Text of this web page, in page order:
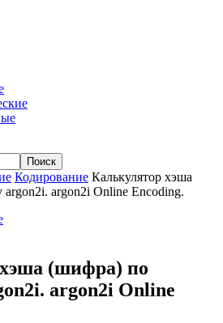
Кодирование Калькулятор хэша
argon2i Online Encoding.
(шифра) по
argon2i Online